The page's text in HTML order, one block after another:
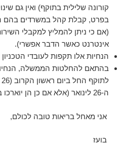
קורונה שלילית בתוקף) ואין גם
בפרט, קבלת קהל במשרדים בהם
(אם כי ניתן להמליץ למקבלי
אינטרנט כאשר הדבר אפשרי).
הנחיות אלו תקפות לעובדי
בהתאם להחלטות הממשלה, הנחיות
ה-26 לינואר (אלא אם כן הן יוארכו בהמשך).
אני מאחל בריאות טובה לכולם,
בועז